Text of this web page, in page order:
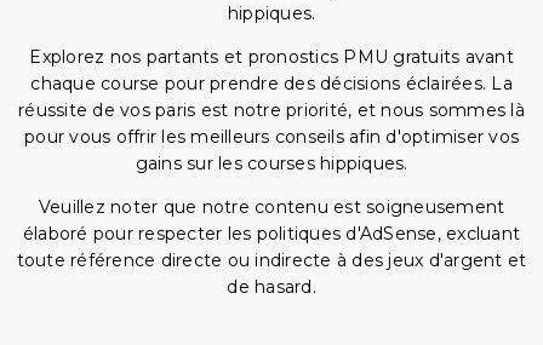
hippiques.
Explorez nos partants et pronostics PMU gratuits avant
chaque course pour prendre des décisions éclairées. La
réussite de vos paris est notre priorité, et nous sommes là
pour vous offrir les meilleurs conseils afin d'optimiser vos
gains sur les courses hippiques.
Veuillez noter que notre contenu est soigneusement
élaboré pour respecter les politiques d'AdSense, excluant
toute référence directe ou indirecte à des jeux d'argent et
de hasard.